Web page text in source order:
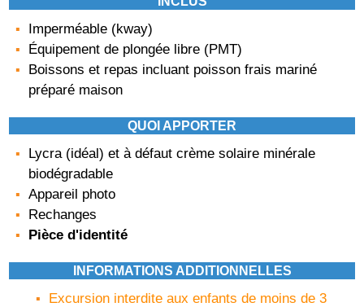
Imperméable (kway)
Équipement de plongée libre (PMT)
Boissons et repas incluant poisson frais mariné
préparé maison
QUOI APPORTER
Lycra (idéal) et à défaut crème solaire minérale
biodégradable
Appareil photo
Rechanges
Pièce d'identité
INFORMATIONS ADDITIONNELLES
Excursion interdite aux enfants de moins de 3